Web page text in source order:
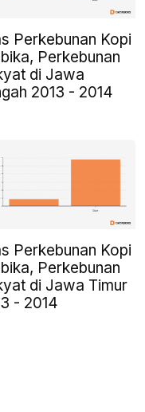
Perkebunan Kopi
Perkebunan
di Jawa
2013 - 2014
Perkebunan Kopi
Perkebunan
di Jawa Timur
- 2014